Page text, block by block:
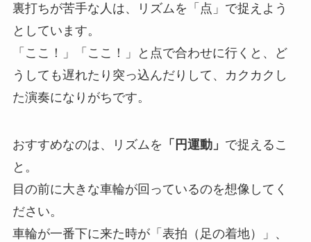
裏打ちが苦手な人は、リズムを「点」で捉えよう
としています。
「ここ！」「ここ！」と点で合わせに行くと、ど
うしても遅れたり突っ込んだりして、カクカクし
た演奏になりがちです。
おすすめなのは、リズムを 「円運動」 で捉えるこ
と。
目の前に大きな車輪が回っているのを想像してく
ださい。
車輪が一番下に来た時が「表拍（足の着地）」、